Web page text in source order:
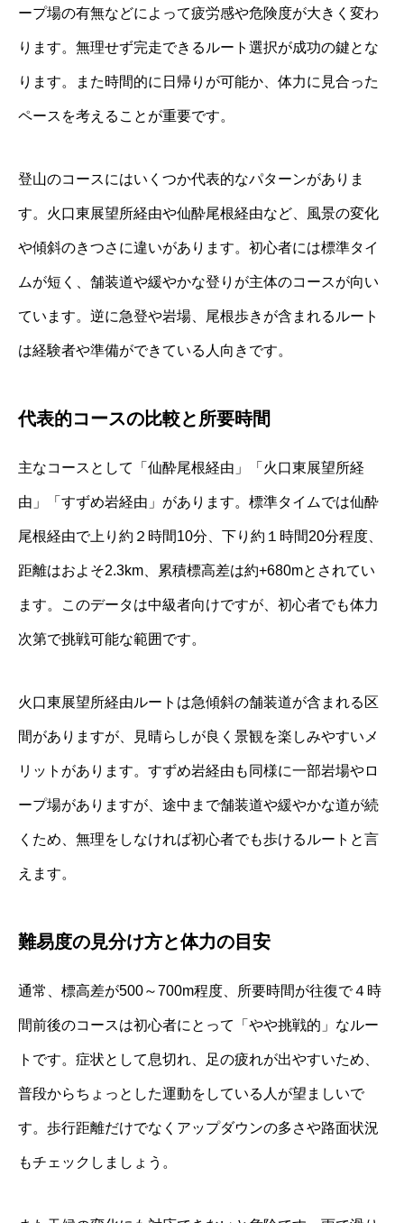
ープ場の有無などによって疲労感や危険度が大きく変わ
ります。無理せず完走できるルート選択が成功の鍵とな
ります。また時間的に日帰りが可能か、体力に見合った
ペースを考えることが重要です。
登山のコースにはいくつか代表的なパターンがありま
す。火口東展望所経由や仙酔尾根経由など、風景の変化
や傾斜のきつさに違いがあります。初心者には標準タイ
ムが短く、舗装道や緩やかな登りが主体のコースが向い
ています。逆に急登や岩場、尾根歩きが含まれるルート
は経験者や準備ができている人向きです。
代表的コースの比較と所要時間
主なコースとして「仙酔尾根経由」「火口東展望所経
由」「すずめ岩経由」があります。標準タイムでは仙酔
尾根経由で上り約２時間10分、下り約１時間20分程度、
距離はおよそ2.3km、累積標高差は約+680mとされてい
ます。このデータは中級者向けですが、初心者でも体力
次第で挑戦可能な範囲です。
火口東展望所経由ルートは急傾斜の舗装道が含まれる区
間がありますが、見晴らしが良く景観を楽しみやすいメ
リットがあります。すずめ岩経由も同様に一部岩場やロ
ープ場がありますが、途中まで舗装道や緩やかな道が続
くため、無理をしなければ初心者でも歩けるルートと言
えます。
難易度の見分け方と体力の目安
通常、標高差が500～700m程度、所要時間が往復で４時
間前後のコースは初心者にとって「やや挑戦的」なルー
トです。症状として息切れ、足の疲れが出やすいため、
普段からちょっとした運動をしている人が望ましいで
す。歩行距離だけでなくアップダウンの多さや路面状況
もチェックしましょう。